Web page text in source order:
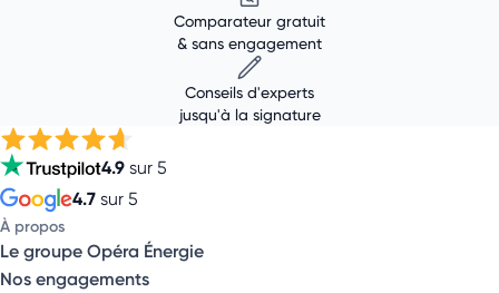
Comparateur gratuit
& sans engagement
Conseils d'experts
jusqu'à la signature
4.9 sur 5
4.7 sur 5
À propos
Le groupe Opéra Énergie
Nos engagements